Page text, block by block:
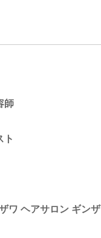
師
ト
ヘアサロン ギンザ